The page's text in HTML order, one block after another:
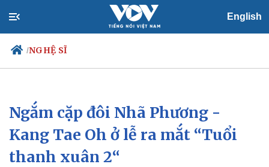
English
/NGHỆ SĨ
Chính trị
Đảng
Tổ chức nhân sự
Quốc hội
Xã hội
Dự báo thời tiết
Ngắm cặp đôi Nhã Phương -
Kang Tae Oh ở lễ ra mắt “Tuổi
thanh xuân 2“